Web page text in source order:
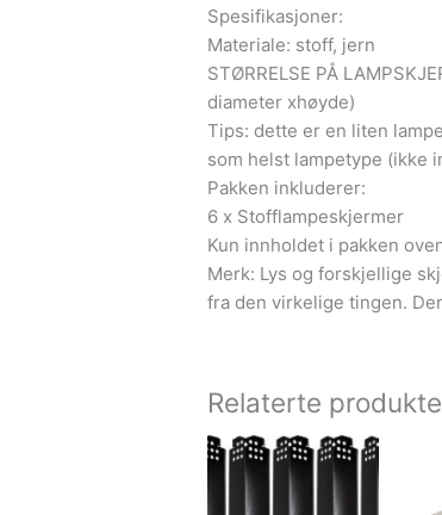
Spesifikasjoner:
Materiale: stoff, jern
STØRRELSE PÅ
diameter xhøyde)
Tips: dette er en liten
som helst lampetype (ikke
Pakken inkluderer:
6 x Stofflampeskjermer
Kun innholdet i pakken
Merk: Lys og forskjellige
fra den virkelige tingen.
Relaterte